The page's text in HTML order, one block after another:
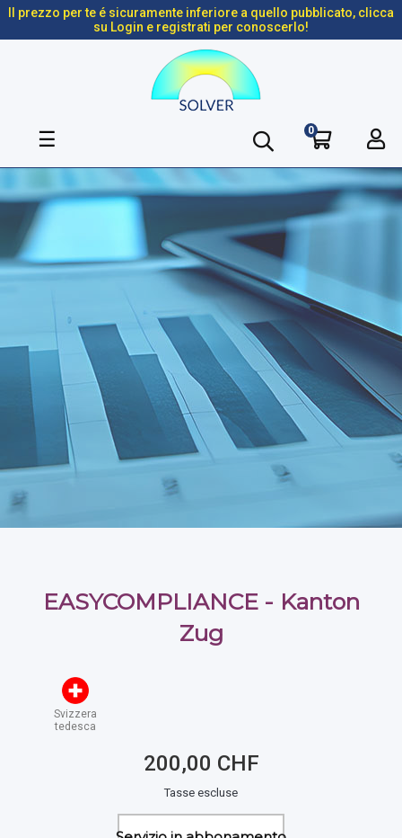
Il prezzo per te é sicuramente inferiore a quello pubblicato, clicca
su Login e registrati per conoscerlo!
navigazione
☰ 0
EASYCOMPLIANCE - Kanton
Zug
Svizzera
tedesca
200,00 CHF
Tasse escluse